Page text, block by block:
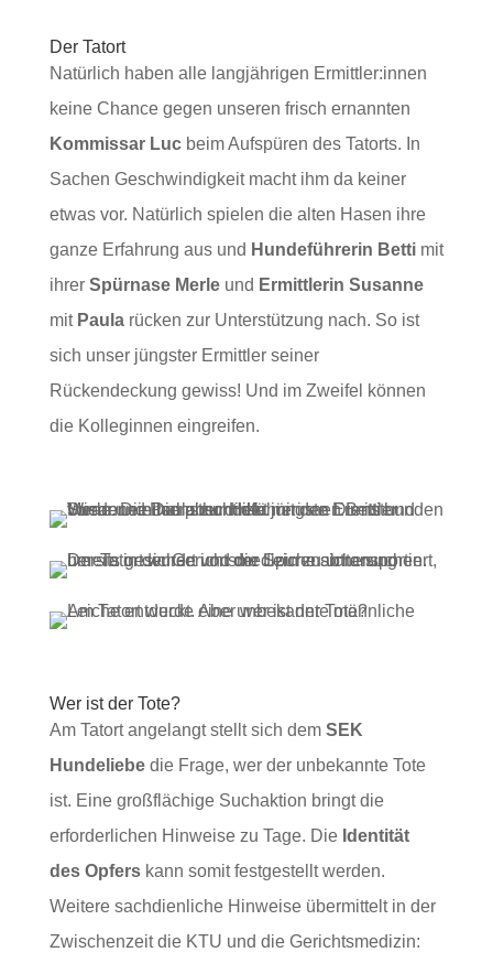
Der Tatort
Natürlich haben alle langjährigen Ermittler:innen
keine Chance gegen unseren frisch ernannten
Kommissar Lucbeim Aufspüren des Tatorts. In
Sachen Geschwindigkeit macht ihm da keiner
etwas vor. Natürlich spielen die alten Hasen ihre
ganze Erfahrung aus und Hundeführerin Bettimit
ihrer Spürnase Merleund Ermittlerin Susanne
mit Paularücken zur Unterstützung nach. So ist
sich unser jüngster Ermittler seiner
Rückendeckung gewiss! Und im Zweifel können
die Kolleginnen eingreifen.
Wer ist der Tote?
Am Tatort angelangt stellt sich dem SEK
Hundeliebedie Frage, wer der unbekannte Tote
ist. Eine großflächige Suchaktion bringt die
erforderlichen Hinweise zu Tage. Die Identität
des Opferskann somit festgestellt werden.
Weitere sachdienliche Hinweise übermittelt in der
Zwischenzeit die KTU und die Gerichtsmedizin: